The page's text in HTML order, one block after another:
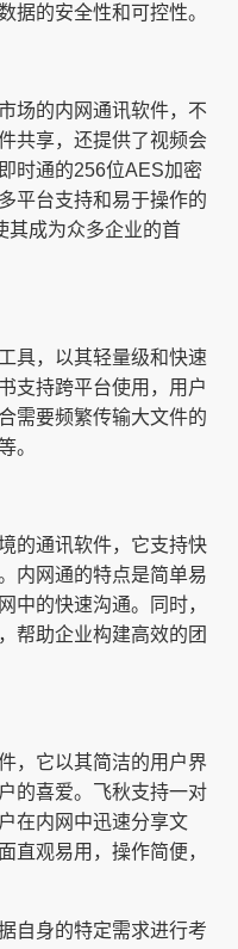
据的安全性和可控性。
场的内网通讯软件，不
共享，还提供了视频会
时通的256位AES加密
平台支持和易于操作的
其成为众多企业的首
具，以其轻量级和快速
支持跨平台使用，用户
需要频繁传输大文件的
。
的通讯软件，它支持快
内网通的特点是简单易
中的快速沟通。同时，
帮助企业构建高效的团
，它以其简洁的用户界
的喜爱。飞秋支持一对
在内网中迅速分享文
直观易用，操作简便，
自身的特定需求进行考